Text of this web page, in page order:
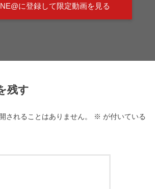
に登録して限定動画を見る
残す
されることはありません。 ※ が付いている